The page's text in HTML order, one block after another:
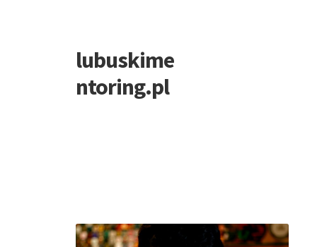
Przejdź
do
nawigacji
Przejdź
do
treści
lubuskime
ntoring.pl